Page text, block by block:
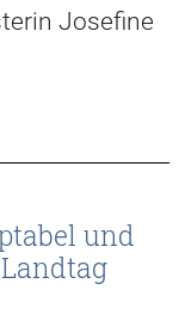
Josefine
und